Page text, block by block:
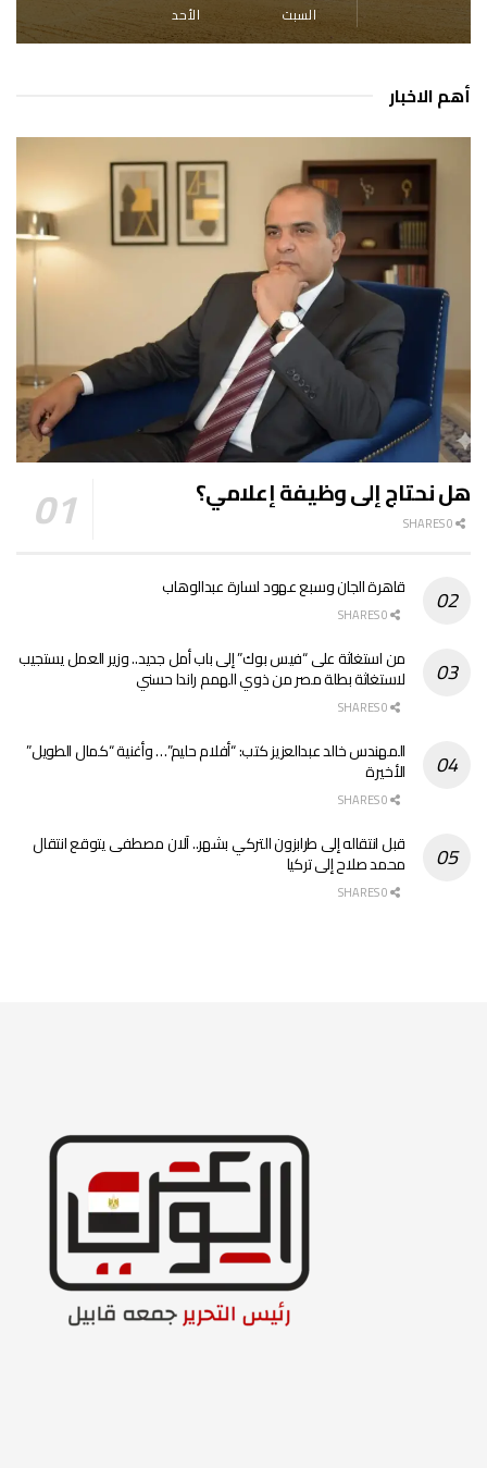
السبت الأحد
أهم الاخبار
هل نحتاج إلى وظيفة إعلامي؟
قاهرة الجان وسبع عهود لسارة عبدالوهاب
من استغاثة على “فيس بوك” إلى باب أمل جديد.. وزير العمل يستجيب
لاستغاثة بطلة مصر من ذوي الهمم راندا حسني
المهندس خالد عبدالعزيز كتب: “أفلام حليم”… وأغنية “كمال الطويل”
الأخيرة
قبل انتقاله إلى طرابزون التركي بشهر.. آلان مصطفى يتوقع انتقال
محمد صلاح إلى تركيا